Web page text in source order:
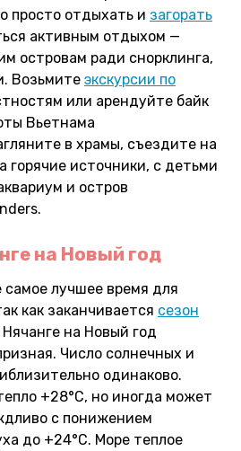
просто отдыхать и загорать
активным отдыхом —
островам ради снорклинга,
Возьмите экскурсии по
или арендуйте байк
Вьетнама
в храмы, съездите на
горячие источники, с детьми
и остров
на Новый год
самое лучшее время для
как заканчивается сезон
Нячанге на Новый год
Число солнечных и
одинаково.
+28°С, но иногда может
с понижением
до +24°С. Море теплое